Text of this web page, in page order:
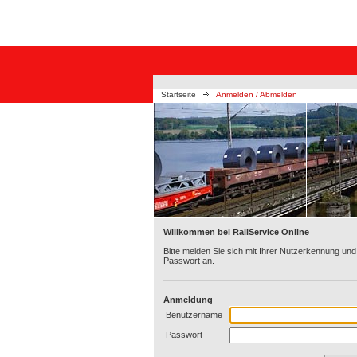
Startseite Anmelden / Abmelden
Willkommen bei RailService Online
Bitte melden Sie sich mit Ihrer Nutzerkennung und
Passwort an.
Anmeldung
Benutzername
Passwort